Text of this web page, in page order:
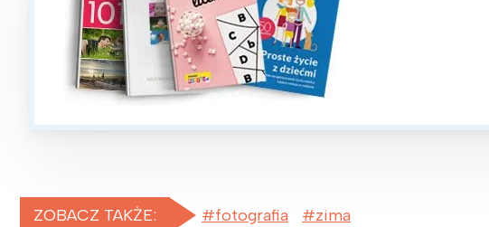
ZOBACZ TAKŻE: fotografia zima